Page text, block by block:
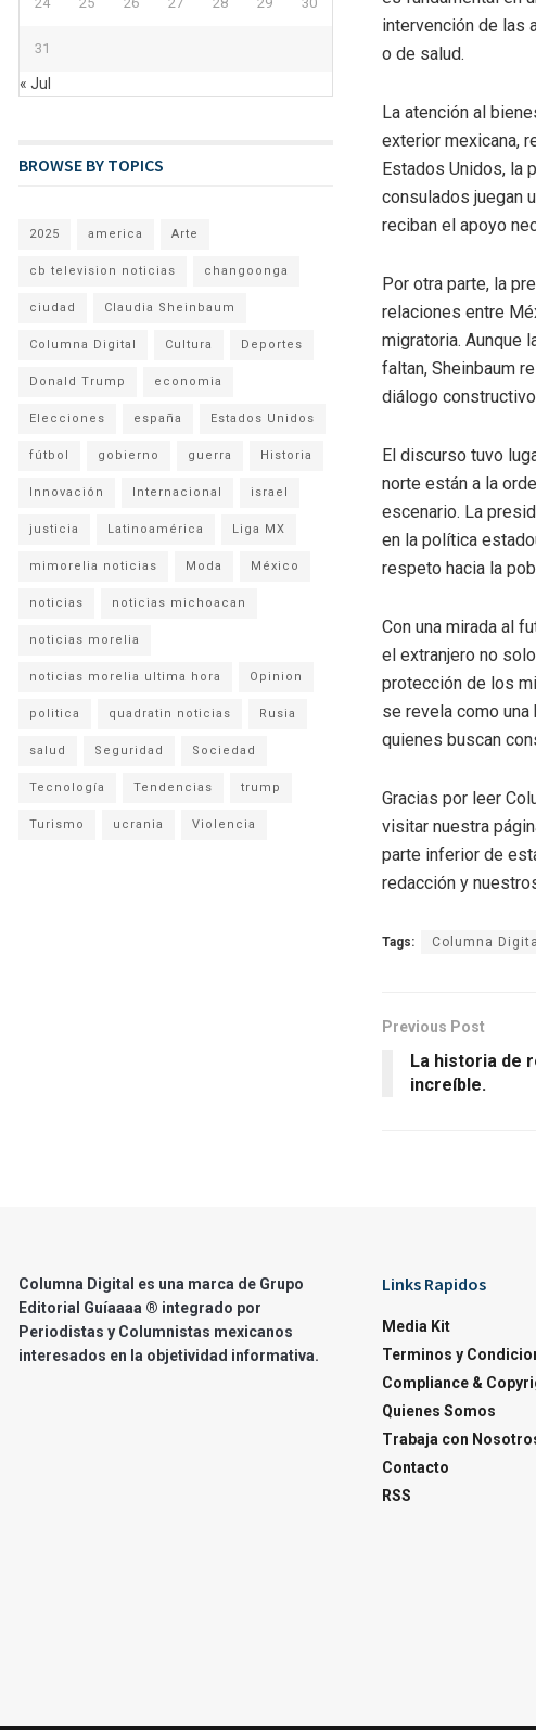
intervención de las
o de salud.
La atención al
exterior mexicana,
Estados Unidos, la
consulados juegan
reciban el apoyo
Por otra parte, la
relaciones entre
migratoria. Aunque
faltan, Sheinbaum
diálogo
El discurso tuvo
norte están a la
escenario. La
en la política
respeto hacia la
Con una mirada al
el extranjero no
protección de los
se revela como
quienes buscan
Gracias por leer
visitar nuestra
parte inferior de
redacción y
Tags: Columna Digital
Previous Post
La historia de
increíble.
31
« Jul
BROWSE BY TOPICS
2025 america Arte
cb television noticias changoonga
ciudad Claudia Sheinbaum
Columna Digital Cultura Deportes
Donald Trump economia
Elecciones españa Estados Unidos
fútbol gobierno guerra Historia
Innovación Internacional israel
justicia Latinoamérica Liga MX
mimorelia noticias Moda México
noticias noticias michoacan
noticias morelia
noticias morelia ultima hora Opinion
politica quadratin noticias Rusia
salud Seguridad Sociedad
Tecnología Tendencias trump
Turismo ucrania Violencia
Columna Digital es una marca de Grupo
Editorial Guíaaaa ® integrado por
Periodistas y Columnistas mexicanos
interesados en la objetividad informativa.
Links Rapidos
Media Kit
Terminos y
Compliance &
Quienes Somos
Trabaja con
Contacto
RSS